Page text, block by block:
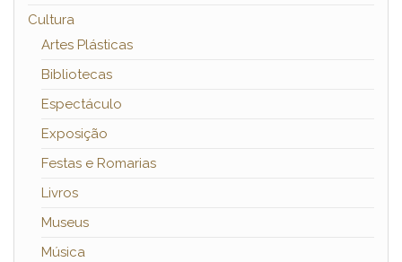
Cultura
Artes Plásticas
Bibliotecas
Espectáculo
Exposição
Festas e Romarias
Livros
Museus
Música